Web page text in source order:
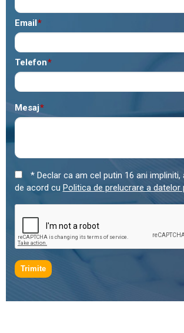
*
Email
*
Telefon
*
Mesaj
* Declar ca am cel putin 16 ani
de acord cu Politica de prelucrare a datelor
Trimite